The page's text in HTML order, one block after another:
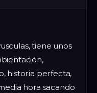
tiene unos
historia perfecta,
hora sacando